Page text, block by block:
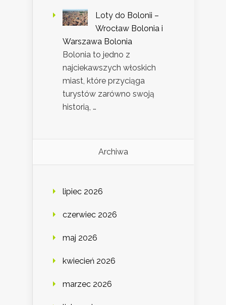
Loty do Bolonii –
Wrocław Bolonia i
Warszawa Bolonia
Bolonia to jedno z
najciekawszych włoskich
miast, które przyciąga
turystów zarówno swoją
historią, …
Archiwa
lipiec 2026
czerwiec 2026
maj 2026
kwiecień 2026
marzec 2026